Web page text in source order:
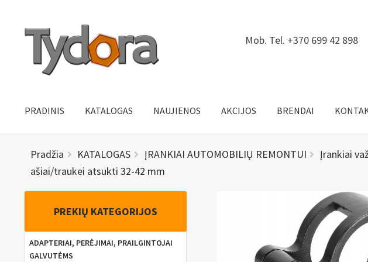
Pereiti
meniu
Pereiti
turinio
Mob. Tel. +370 699 42 898
PRADINIS KATALOGAS NAUJIENOS AKCIJOS BRENDAI
Pradžia KATALOGAS ĮRANKIAI AUTOMOBILIŲ REMONTUI Įrankiai
ašiai/traukei atsukti 32-42 mm
PREKIŲ KATEGORIJOS
ADAPTERIAI, PERĖJIMAI, PRAILGINTOJAI
GALVUTĖMS